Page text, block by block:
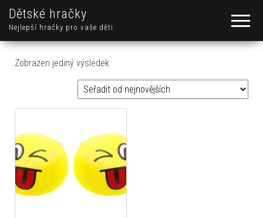
Dětské hračky
Nejlepší hračky pro vaše děti
Zobrazen jediný výsledek